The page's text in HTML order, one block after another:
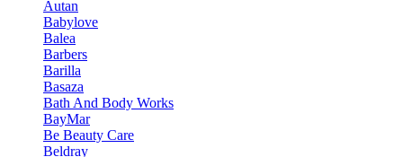
Autan
Babylove
Balea
Barbers
Barilla
Basaza
Bath And Body Works
BayMar
Be Beauty Care
Beldray